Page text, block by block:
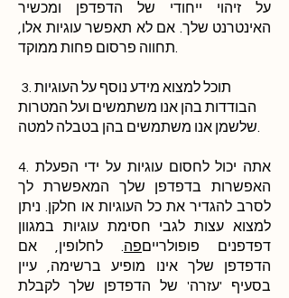
על זיהוי ייחודי של הדפדפן ומכשיר
האינטרנט שלך. אם לא תאפשר עוגיות אלו,
3. תוכל למצוא מידע נוסף על העוגיות
הבודדות בהן אנו משתמשים ועל המטרות
4. אתה יכול לחסום עוגיות על ידי הפעלת
האפשרות בדפדפן שלך המאפשרת לך
לסרב להגדיר את כל העוגיות או חלקן. ניתן
למצוא עצות לגבי חסימת עוגיות במגוון
דפדפנים פופולרייםפה . לחלופין, אם
הדפדפן שלך אינו מופיע ברשימה, עיין
בסעיף 'עזרה' של הדפדפן שלך לקבלת